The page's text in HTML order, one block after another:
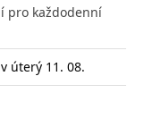
pro každodenní
úterý 11. 08.